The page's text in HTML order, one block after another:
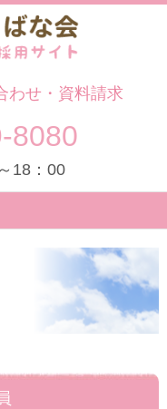
わせ・資料請求
8080
18：00